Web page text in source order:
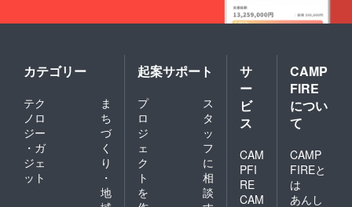
カテゴリー
テク
ノロ
ジー
・ガ
ジェ
ット
ま
ち
づ
く
り
・
地
起案サポート
プ
ロ
ジ
ェ
ク
ト
を
ス
タ
ッ
フ
に
相
談
サ
ー
ビ
ス
CAM
PFI
RE
CAM
CAMP
FIRE
につい
て
CAMP
FIREと
は
あんし